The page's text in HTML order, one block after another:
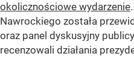
okolicznościowe wydarzenie
Nawrockiego została
oraz panel dyskusyjny
recenzowali działania